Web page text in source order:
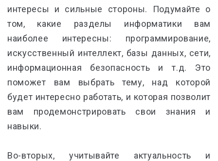
интересы
и сильные стороны. Подумайте о
том, какие разделы информатики вам
наиболее интересны: программирование,
искусственный интеллект, базы данных, сети,
информационная безопасность и т.д. Это
поможет вам выбрать тему, над которой
будет интересно работать, и которая позволит
вам продемонстрировать свои знания и
навыки.
Во-вторых, учитывайте актуальность и